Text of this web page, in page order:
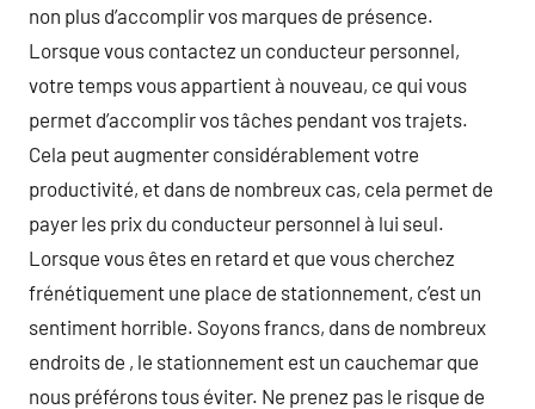
non plus d’accomplir vos marques de présence.
Lorsque vous contactez un conducteur personnel,
votre temps vous appartient à nouveau, ce qui vous
permet d’accomplir vos tâches pendant vos trajets.
Cela peut augmenter considérablement votre
productivité, et dans de nombreux cas, cela permet de
payer les prix du conducteur personnel à lui seul.
Lorsque vous êtes en retard et que vous cherchez
frénétiquement une place de stationnement, c’est un
sentiment horrible. Soyons francs, dans de nombreux
endroits de , le stationnement est un cauchemar que
nous préférons tous éviter. Ne prenez pas le risque de